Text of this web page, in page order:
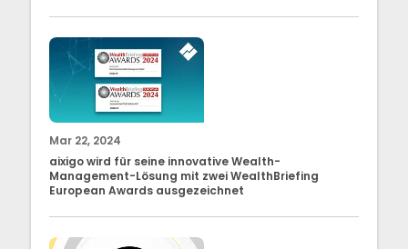
Mar 22, 2024
aixigo wird für seine innovative Wealth-
Management-Lösung mit zwei WealthBriefing
European Awards ausgezeichnet